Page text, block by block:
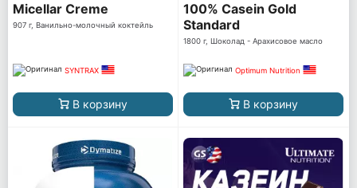
Micellar Creme
907 г, Ванильно-молочный коктейль
SYNTRAX
В корзину
100% Casein Gold
Standard
1800 г, Шоколад - Арахисовое масло
Optimum Nutrition
В корзину